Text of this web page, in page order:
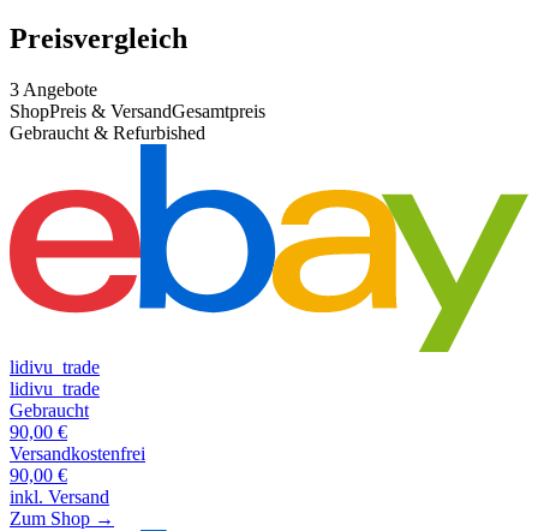
Preisvergleich
3 Angebote
ShopPreis & VersandGesamtpreis
Gebraucht & Refurbished
lidivu_trade
lidivu_trade
Gebraucht
90,00 €
Versandkostenfrei
90,00 €
inkl. Versand
Zum Shop →